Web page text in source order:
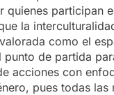
quienes participan
la
como el
punto de partida
acciones con
pues todas las